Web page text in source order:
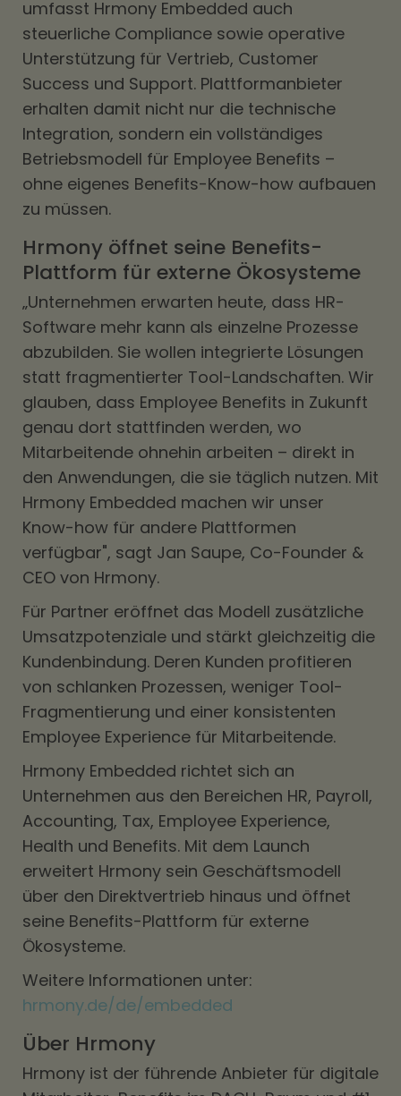
umfasst Hrmony Embedded auch
steuerliche Compliance sowie operative
Unterstützung für Vertrieb, Customer
Success und Support. Plattformanbieter
erhalten damit nicht nur die technische
Integration, sondern ein vollständiges
Betriebsmodell für Employee Benefits –
ohne eigenes Benefits-Know-how aufbauen
zu müssen.
Hrmony öffnet seine Benefits-
Plattform für externe Ökosysteme
„Unternehmen erwarten heute, dass HR-
Software mehr kann als einzelne Prozesse
abzubilden. Sie wollen integrierte Lösungen
statt fragmentierter Tool-Landschaften. Wir
glauben, dass Employee Benefits in Zukunft
genau dort stattfinden werden, wo
Mitarbeitende ohnehin arbeiten – direkt in
den Anwendungen, die sie täglich nutzen. Mit
Hrmony Embedded machen wir unser
Know-how für andere Plattformen
verfügbar", sagt Jan Saupe, Co-Founder &
CEO von Hrmony.
Für Partner eröffnet das Modell zusätzliche
Umsatzpotenziale und stärkt gleichzeitig die
Kundenbindung. Deren Kunden profitieren
von schlanken Prozessen, weniger Tool-
Fragmentierung und einer konsistenten
Employee Experience für Mitarbeitende.
Hrmony Embedded richtet sich an
Unternehmen aus den Bereichen HR, Payroll,
Accounting, Tax, Employee Experience,
Health und Benefits. Mit dem Launch
erweitert Hrmony sein Geschäftsmodell
über den Direktvertrieb hinaus und öffnet
seine Benefits-Plattform für externe
Ökosysteme.
Weitere Informationen unter:
hrmony.de/de/embedded
Über Hrmony
Hrmony ist der führende Anbieter für digitale